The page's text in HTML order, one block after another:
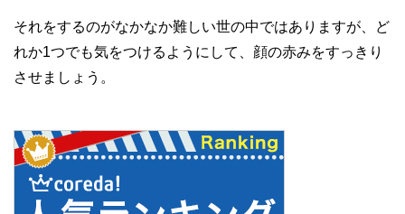
それをするのがなかなか難しい世の中ではありますが、ど
れか1つでも気をつけるようにして、顔の赤みをすっきり
させましょう。